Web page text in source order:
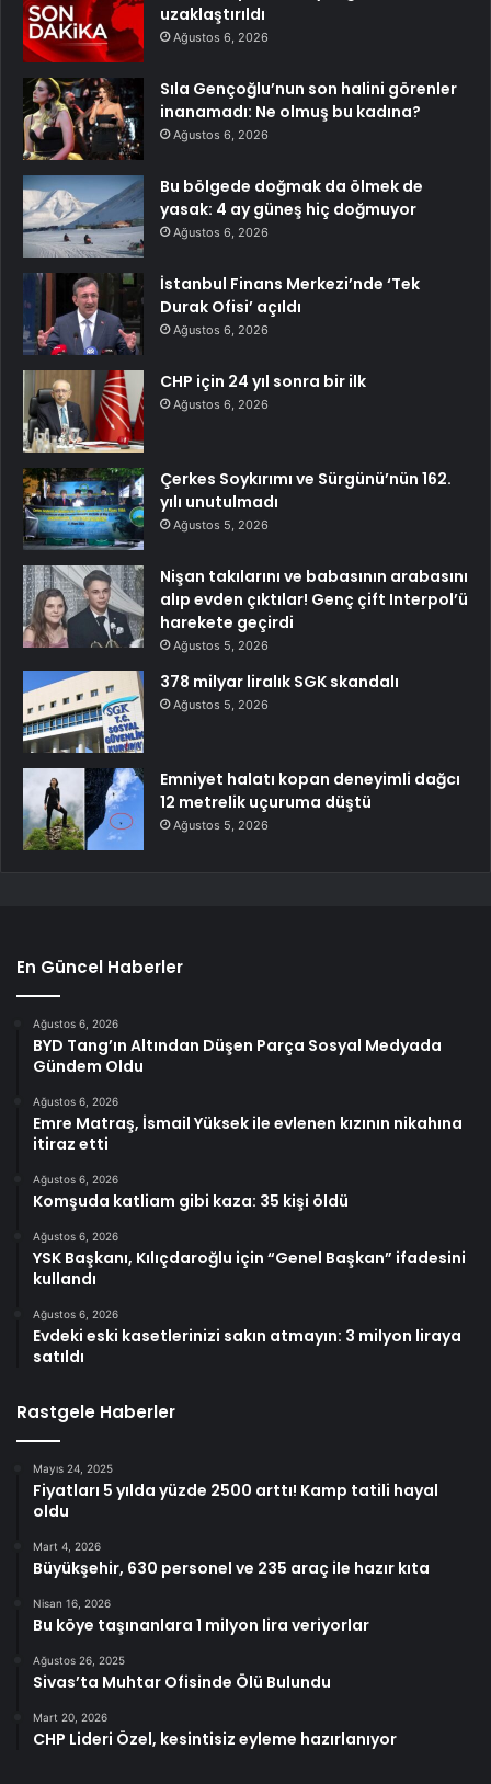
uzaklaştırıldı
Ağustos 6, 2026
Sıla Gençoğlu’nun son halini görenler
inanamadı: Ne olmuş bu kadına?
Ağustos 6, 2026
Bu bölgede doğmak da ölmek de
yasak: 4 ay güneş hiç doğmuyor
Ağustos 6, 2026
İstanbul Finans Merkezi’nde ‘Tek
Durak Ofisi’ açıldı
Ağustos 6, 2026
CHP için 24 yıl sonra bir ilk
Ağustos 6, 2026
Çerkes Soykırımı ve Sürgünü’nün 162.
yılı unutulmadı
Ağustos 5, 2026
Nişan takılarını ve babasının arabasını
alıp evden çıktılar! Genç çift Interpol’ü
harekete geçirdi
Ağustos 5, 2026
378 milyar liralık SGK skandalı
Ağustos 5, 2026
Emniyet halatı kopan deneyimli dağcı
12 metrelik uçuruma düştü
Ağustos 5, 2026
En Güncel Haberler
Ağustos 6, 2026
BYD Tang’ın Altından Düşen Parça Sosyal Medyada
Gündem Oldu
Ağustos 6, 2026
Emre Matraş, İsmail Yüksek ile evlenen kızının nikahına
itiraz etti
Ağustos 6, 2026
Komşuda katliam gibi kaza: 35 kişi öldü
Ağustos 6, 2026
YSK Başkanı, Kılıçdaroğlu için “Genel Başkan” ifadesini
kullandı
Ağustos 6, 2026
Evdeki eski kasetlerinizi sakın atmayın: 3 milyon liraya
satıldı
Rastgele Haberler
Mayıs 24, 2025
Fiyatları 5 yılda yüzde 2500 arttı! Kamp tatili hayal
oldu
Mart 4, 2026
Büyükşehir, 630 personel ve 235 araç ile hazır kıta
Nisan 16, 2026
Bu köye taşınanlara 1 milyon lira veriyorlar
Ağustos 26, 2025
Sivas’ta Muhtar Ofisinde Ölü Bulundu
Mart 20, 2026
CHP Lideri Özel, kesintisiz eyleme hazırlanıyor